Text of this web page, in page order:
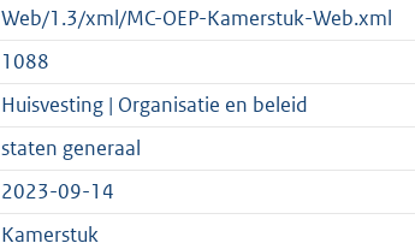
Web/1.3/xml/MC-OEP-Kamerstuk-Web.xml
1088
Huisvesting | Organisatie en beleid
staten generaal
2023-09-14
Kamerstuk